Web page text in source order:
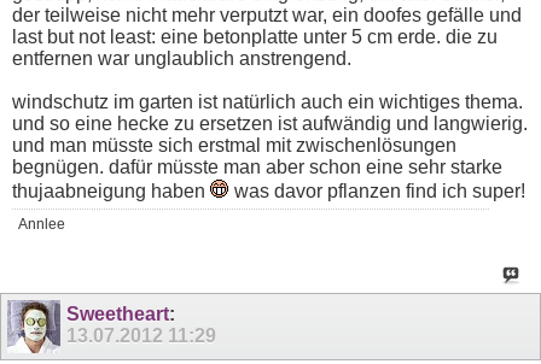
der teilweise nicht mehr verputzt war, ein doofes gefälle und
last but not least: eine betonplatte unter 5 cm erde. die zu
entfernen war unglaublich anstrengend.
windschutz im garten ist natürlich auch ein wichtiges thema.
und so eine hecke zu ersetzen ist aufwändig und langwierig.
und man müsste sich erstmal mit zwischenlösungen
begnügen. dafür müsste man aber schon eine sehr starke
thujaabneigung haben
was davor pflanzen find ich super!
Annlee
Sweetheart:
13.07.2012 11:29